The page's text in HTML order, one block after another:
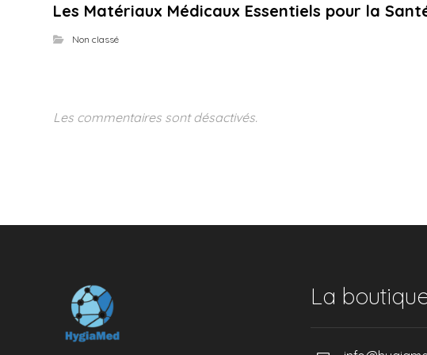
Les Matériaux Médicaux Essentiels pour la
Non classé
Les commentaires sont désactivés.
La